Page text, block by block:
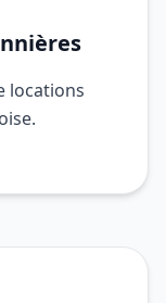
locations